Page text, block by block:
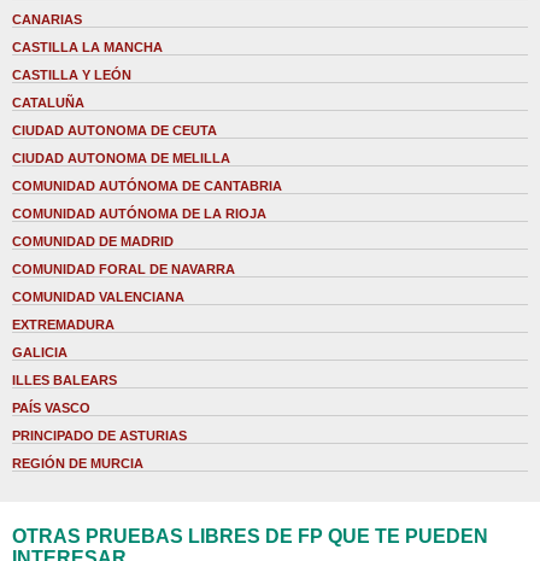
CANARIAS
CASTILLA LA MANCHA
CASTILLA Y LEÓN
CATALUÑA
CIUDAD AUTONOMA DE CEUTA
CIUDAD AUTONOMA DE MELILLA
COMUNIDAD AUTÓNOMA DE CANTABRIA
COMUNIDAD AUTÓNOMA DE LA RIOJA
COMUNIDAD DE MADRID
COMUNIDAD FORAL DE NAVARRA
COMUNIDAD VALENCIANA
EXTREMADURA
GALICIA
ILLES BALEARS
PAÍS VASCO
PRINCIPADO DE ASTURIAS
REGIÓN DE MURCIA
OTRAS PRUEBAS LIBRES DE FP QUE TE PUEDEN